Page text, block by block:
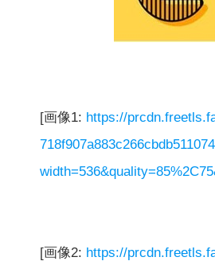
[画像1: https://
[画像2: https://